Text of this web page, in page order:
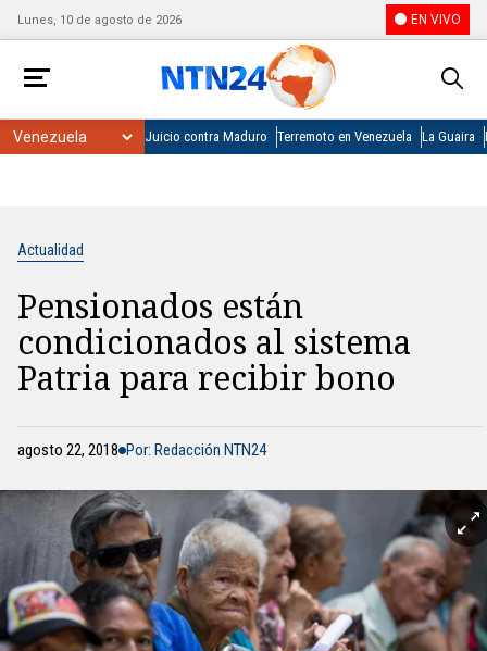
Lunes, 10 de agosto de 2026 EN VIVO
Juicio contra Maduro Terremoto en Venezuela La Guaira
Actualidad
Pensionados están
condicionados al sistema
Patria para recibir bono
agosto 22, 2018 Por: Redacción NTN24